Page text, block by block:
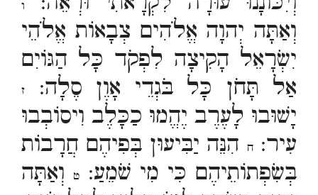
ו
וְאַתָּה יְהוָה אֱלֹהִים צְבָאוֹת אֱלֹהֵי
יִשְׂרָאֵל הָקִיצָה לִפְקֹד כָּל הַגּוֹיִם
אַל תָּחֹן כָּל בֹּגְדֵי אָוֶן סֶלָה:
ז
יָשׁוּבוּ לָעֶרֶב יֶהֱמוּ כַכָּלֶב וִיסוֹבְבוּ
עִיר:ח הִנֵּה יַבִּיעוּן בְּפִיהֶם חֲרָבוֹת
בְּשִׂפְתוֹתֵיהֶם כִּי מִי שֹׁמֵעַ:
ט וְאַתָּה